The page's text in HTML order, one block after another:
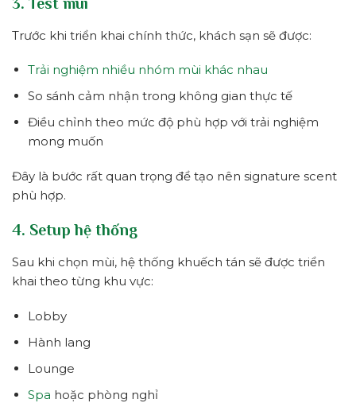
Trước khi triển khai chính thức, khách sạn sẽ được:
Trải nghiệm nhiều nhóm mùi khác nhau
So sánh cảm nhận trong không gian thực tế
Điều chỉnh theo mức độ phù hợp với trải nghiệm
mong muốn
Đây là bước rất quan trọng để tạo nên signature scent
phù hợp.
4. Setup hệ thống
Sau khi chọn mùi, hệ thống khuếch tán sẽ được triển
khai theo từng khu vực:
Lobby
Hành lang
Lounge
Spa hoặc phòng nghỉ